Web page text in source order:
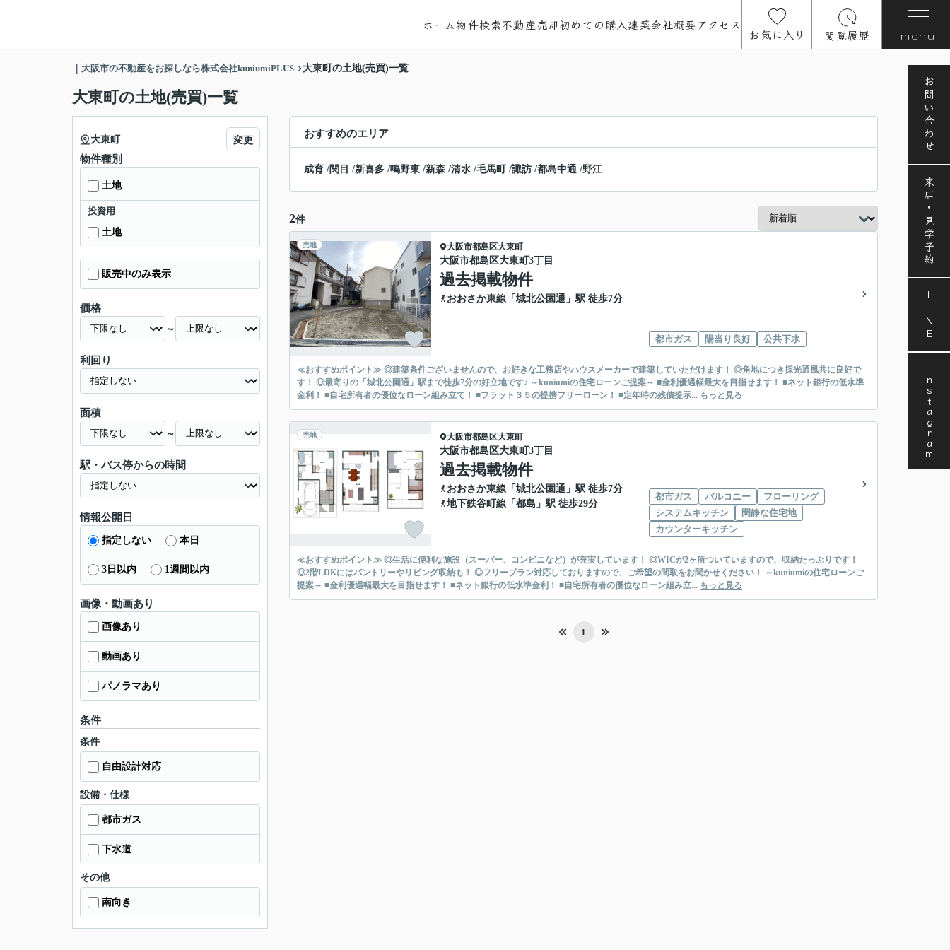
ホーム物件検索不動産売却初めての購入建築会社概要アクセス
お気に入り 閲覧履歴 menu
お問い合わせ
来店・見学予約
LINE
Instagram
｜大阪市の不動産をお探しなら株式会社kuniumiPLUS 大東町の土地(売買)一覧
大東町の土地(売買)一覧
おすすめのエリア
成育 /関目 /新喜多 /鴫野東 /新森 /清水 /毛馬町 /諏訪 /都島中通 /野江
2件
売地 大阪市都島区大東町
大阪市都島区大東町3丁目
過去掲載物件
おおさか東線 「 城北公園通 」駅 徒歩7分
都市ガス 陽当り良好 公共下水
≪おすすめポイント≫ ◎建築条件ございませんので、お好きな工務店やハウスメーカーで建築していただけます！ ◎角地につき採光通風共に良好で
す！ ◎最寄りの「城北公園通」駅まで徒歩7分の好立地です♪ ～kuniumiの住宅ローンご提案～ ■金利優遇幅最大を目指せます！ ■ネット銀行の低水準
金利！ ■自宅所有者の優位なローン組み立て！ ■フラット３５の提携フリーローン！ ■定年時の残債提示... もっと見る
売地 大阪市都島区大東町
大阪市都島区大東町3丁目
過去掲載物件
おおさか東線 「 城北公園通 」駅 徒歩7分
地下鉄谷町線 「 都島 」駅 徒歩29分
都市ガス バルコニー
フローリング
システムキッチン
閑静な住宅地
カウンターキッチン
≪おすすめポイント≫ ◎生活に便利な施設（スーパー、コンビニなど）が充実しています！ ◎WICが2ヶ所ついていますので、収納たっぷりです！
◎2階LDKにはパントリーやリビング収納も！ ◎フリープラン対応しておりますので、ご希望の間取をお聞かせください！ ～kuniumiの住宅ローンご
提案～ ■金利優遇幅最大を目指せます！ ■ネット銀行の低水準金利！ ■自宅所有者の優位なローン組み立... もっと見る
1
大東町 変更
物件種別
土地
投資用
土地
販売中のみ表示
価格
～
利回り
面積
～
駅・バス停からの時間
情報公開日
指定しない 本日
3日以内 1週間以内
画像・動画あり
画像あり
動画あり
パノラマあり
条件
条件
自由設計対応
設備・仕様
都市ガス
下水道
その他
南向き